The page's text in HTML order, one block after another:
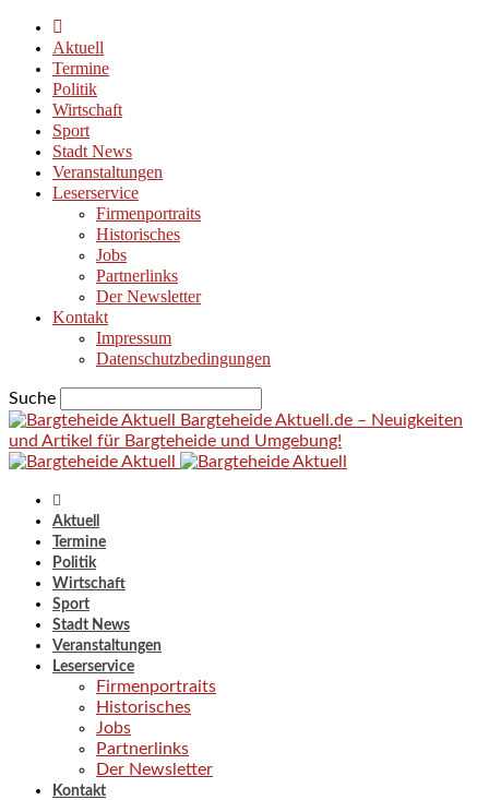
Aktuell
Termine
Politik
Wirtschaft
Sport
Stadt News
Veranstaltungen
Leserservice
Firmenportraits
Historisches
Jobs
Partnerlinks
Der Newsletter
Kontakt
Impressum
Datenschutzbedingungen
Suche
Bargteheide Aktuell.de – Neuigkeiten
und Artikel für Bargteheide und Umgebung!
Aktuell
Termine
Politik
Wirtschaft
Sport
Stadt News
Veranstaltungen
Leserservice
Firmenportraits
Historisches
Jobs
Partnerlinks
Der Newsletter
Kontakt